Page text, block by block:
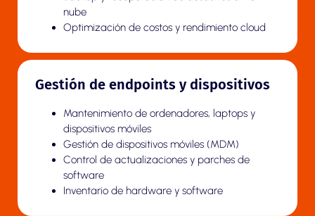
nube
Optimización de costos y rendimiento cloud
Gestión de endpoints y dispositivos
Mantenimiento de ordenadores, laptops y
dispositivos móviles
Gestión de dispositivos móviles (MDM)
Control de actualizaciones y parches de
software
Inventario de hardware y software